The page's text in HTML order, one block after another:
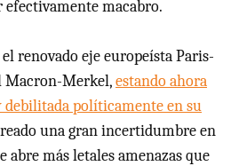
efectivamente macabro.
renovado eje europeísta Paris-
Macron-Merkel,estando ahora
políticamente en su
una gran incertidumbre en
abre más letales amenazas que